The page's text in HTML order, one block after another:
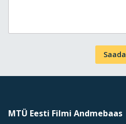
Saada
MTÜ Eesti Filmi Andmebaas